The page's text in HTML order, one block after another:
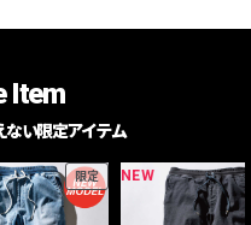
Item
い限定アイテム
限定 NEW